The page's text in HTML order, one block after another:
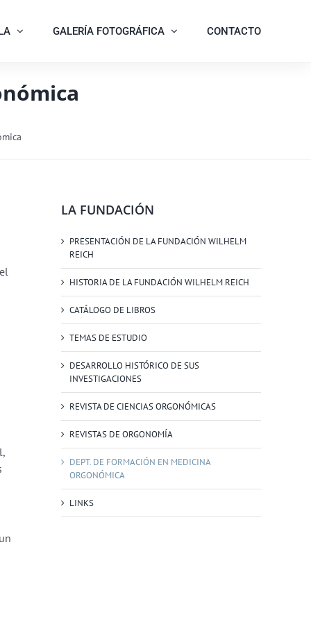
GALERÍA FOTOGRÁFICA CONTACTO
LA FUNDACIÓN
PRESENTACIÓN DE LA FUNDACIÓN WILHELM
REICH
HISTORIA DE LA FUNDACIÓN WILHELM REICH
CATÁLOGO DE LIBROS
TEMAS DE ESTUDIO
DESARROLLO HISTÓRICO DE SUS
INVESTIGACIONES
REVISTA DE CIENCIAS ORGONÓMICAS
REVISTAS DE ORGONOMÍA
DEPT. DE FORMACIÓN EN MEDICINA
ORGONÓMICA
LINKS